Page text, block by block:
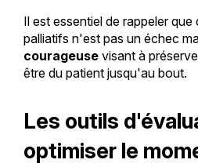
Il est essentiel de rappeler que
palliatifs n'est pas un échec
courageusevisant à
être du patient jusqu'au bout.
Les outils
optimiser le